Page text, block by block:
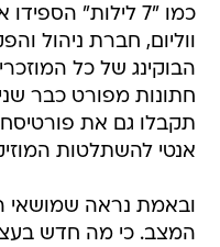
כמו "7 לילות"
ווליום, חברת ניהול
הבוקינג של כל
חתונות מפורט כבר
תקבלו גם את
אנטי להשתלטות
ובאמת נראה שמושאי
המצב. כי מה חדש